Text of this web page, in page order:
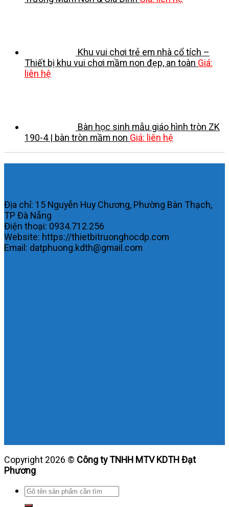
Khu vui chơi trẻ em nhà cổ tích –
Thiết bị khu vui chơi mầm non đẹp, an toàn Giá:
liên hệ
Bàn học sinh mẫu giáo hình tròn ZK
190-4 | bàn tròn mầm non Giá: liên hệ
Địa chỉ: 15 Nguyễn Huy Chương, Phường Bàn Thạch,
TP Đà Nẵng
Điện thoại: 0934.712.256
Website: https://thietbitruonghocdp.com
Email: datphuong.kdth@gmail.com
Copyright 2026 © Công ty TNHH MTV KDTH Đạt
Phương
Tìm